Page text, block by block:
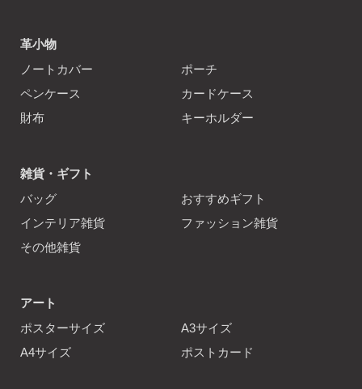
革小物
ノートカバー
ポーチ
ペンケース
カードケース
財布
キーホルダー
雑貨・ギフト
バッグ
おすすめギフト
インテリア雑貨
ファッション雑貨
その他雑貨
アート
ポスターサイズ
A3サイズ
A4サイズ
ポストカード